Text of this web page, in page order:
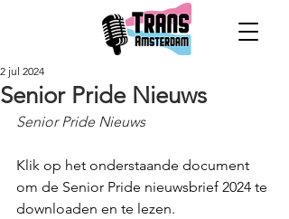
Senior Pride Nieuws
2 jul 2024
Senior Pride Nieuws
Klik op het onderstaande document
om de Senior Pride nieuwsbrief 2024 te
downloaden en te lezen.